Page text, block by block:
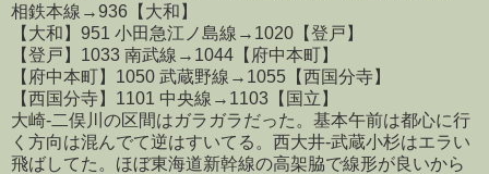
相鉄本線→936【大和】
【大和】951 小田急江ノ島線→1020【登戸】
【登戸】1033 南武線→1044【府中本町】
【府中本町】1050 武蔵野線→1055【西国分寺】
【西国分寺】1101 中央線→1103【国立】
大崎-二俣川の区間はガラガラだった。基本午前は都心に行
く方向は混んでて逆はすいてる。西大井-武蔵小杉はエラい
飛ばしてた。ほぼ東海道新幹線の高架脇で線形が良いから